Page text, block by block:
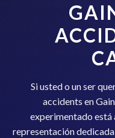
Si usted o un ser
accidents en
experimentado está
representación